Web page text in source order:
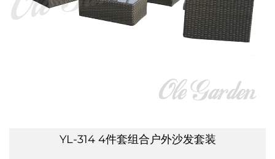
YL-314 4件套组合户外沙发套装